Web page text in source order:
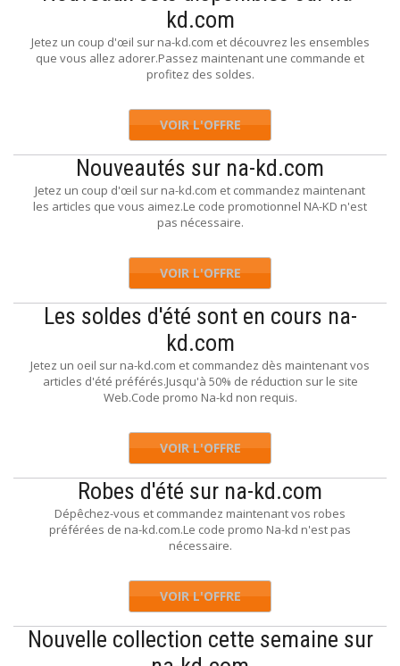
kd.com
Jetez un coup d'œil sur na-kd.com et découvrez les ensembles
que vous allez adorer.Passez maintenant une commande et
profitez des soldes.
VOIR L'OFFRE
Nouveautés sur na-kd.com
Jetez un coup d'œil sur na-kd.com et commandez maintenant
les articles que vous aimez.Le code promotionnel NA-KD n'est
pas nécessaire.
VOIR L'OFFRE
Les soldes d'été sont en cours na-
kd.com
Jetez un oeil sur na-kd.com et commandez dès maintenant vos
articles d'été préférés.Jusqu'à 50% de réduction sur le site
Web.Code promo Na-kd non requis.
VOIR L'OFFRE
Robes d'été sur na-kd.com
Dépêchez-vous et commandez maintenant vos robes
préférées de na-kd.com.Le code promo Na-kd n'est pas
nécessaire.
VOIR L'OFFRE
Nouvelle collection cette semaine sur